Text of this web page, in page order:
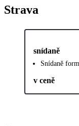
Strava
snídaně
Snídaně
v ceně